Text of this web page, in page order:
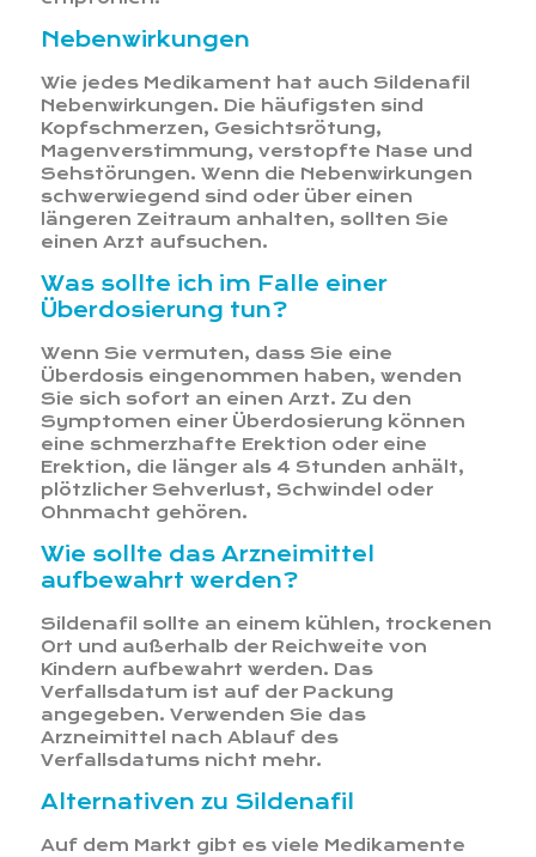
Nebenwirkungen
Wie jedes Medikament hat auch Sildenafil
Nebenwirkungen. Die häufigsten sind
Kopfschmerzen, Gesichtsrötung,
Magenverstimmung, verstopfte Nase und
Sehstörungen. Wenn die Nebenwirkungen
schwerwiegend sind oder über einen
längeren Zeitraum anhalten, sollten Sie
einen Arzt aufsuchen.
Was sollte ich im Falle einer
Überdosierung tun?
Wenn Sie vermuten, dass Sie eine
Überdosis eingenommen haben, wenden
Sie sich sofort an einen Arzt. Zu den
Symptomen einer Überdosierung können
eine schmerzhafte Erektion oder eine
Erektion, die länger als 4 Stunden anhält,
plötzlicher Sehverlust, Schwindel oder
Ohnmacht gehören.
Wie sollte das Arzneimittel
aufbewahrt werden?
Sildenafil sollte an einem kühlen, trockenen
Ort und außerhalb der Reichweite von
Kindern aufbewahrt werden. Das
Verfallsdatum ist auf der Packung
angegeben. Verwenden Sie das
Arzneimittel nach Ablauf des
Verfallsdatums nicht mehr.
Alternativen zu Sildenafil
Auf dem Markt gibt es viele Medikamente